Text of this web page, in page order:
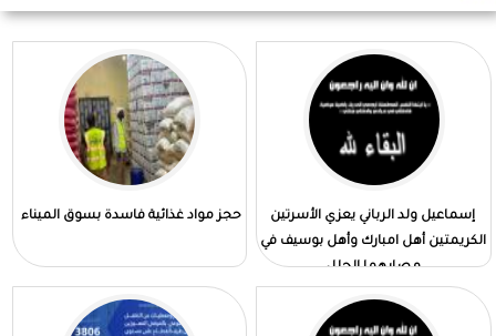
إسماعيل ولد الرباني يعزي الأسرتين
الكريمتين أهل امبارك وأهل بوسيف في
مصابهما الجلل
حجز مواد غذائية فاسدة بسوق الميناء